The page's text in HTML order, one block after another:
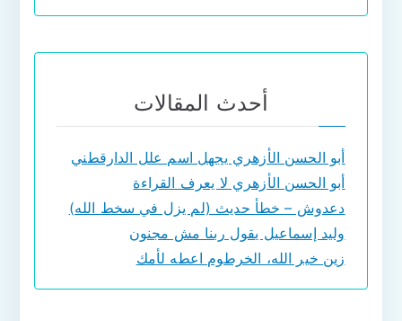
أحدث المقالات
أبو الحسن الأزهري يجهل اسم علل الدارقطني
أبو الحسن الأزهري لا يعرف القراءة
دعدوش – خطأ حديث (لم يزل في سخط الله)
وليد إسماعيل يقول ربنا مش مجنون
زين خير الله، الخرطوم اعطه لأمك